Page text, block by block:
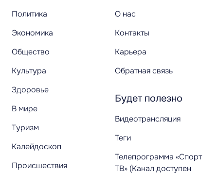
Политика
Экономика
Общество
Культура
Здоровье
В мире
Туризм
Калейдоскоп
Происшествия
О нас
Контакты
Карьера
Обратная связь
Будет полезно
Видеотрансляция
Теги
Телепрограмма «Спорт
ТВ» (Канал доступен